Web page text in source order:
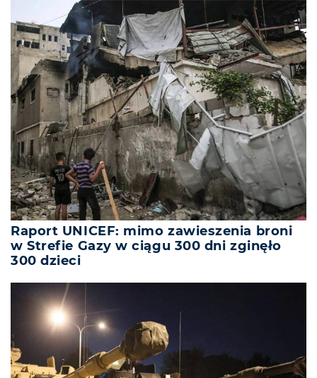
Raport UNICEF: mimo zawieszenia broni
w Strefie Gazy w ciągu 300 dni zginęło
300 dzieci